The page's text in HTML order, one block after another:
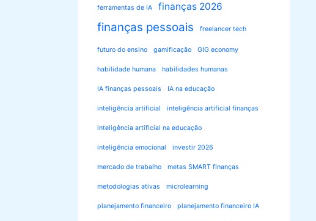
ferramentas de IA finanças 2026
finanças pessoais freelancer tech
futuro do ensino gamificação GIG economy
habilidade humana habilidades humanas
IA finanças pessoais IA na educação
inteligência artificial inteligência artificial finanças
inteligência artificial na educação
inteligência emocional investir 2026
mercado de trabalho metas SMART finanças
metodologias ativas microlearning
planejamento financeiro planejamento financeiro IA